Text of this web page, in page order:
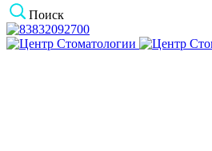
Поиск